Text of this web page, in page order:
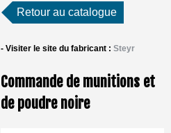
Retour au catalogue
- Visiter le site du fabricant : Steyr
Commande de munitions et
de poudre noire